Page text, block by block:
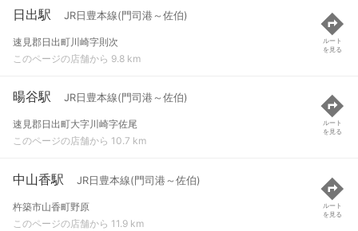
日出駅 JR日豊本線(門司港～佐伯)
速見郡日出町川崎字則次
このページの店舗から 9.8 km
ルート
を見る
暘谷駅 JR日豊本線(門司港～佐伯)
速見郡日出町大字川崎字佐尾
このページの店舗から 10.7 km
ルート
を見る
中山香駅 JR日豊本線(門司港～佐伯)
杵築市山香町野原
このページの店舗から 11.9 km
ルート
を見る